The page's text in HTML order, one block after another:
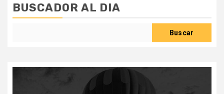
BUSCADOR AL DIA
Buscar